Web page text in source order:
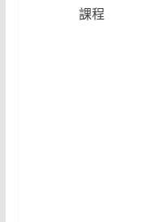
課程